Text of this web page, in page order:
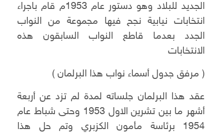
الجديد للبلاد وهو دستور عام 1953م قام باجراء
انتخابات نيابية نجح فيها مجموعة من النواب
الجدد بعدما قاطع النواب السابقون هذه
الانتخابات
( مرفق جدول أسماء نواب هذا البرلمان )
عقد هذا البرلمان جلساته لمدة لم تزد عن أربعة
أشهر ما بين تشرين الاول 1953 وحتى شباط عام
1954 برئاسة مأمون الكزبري وتم حل هذا